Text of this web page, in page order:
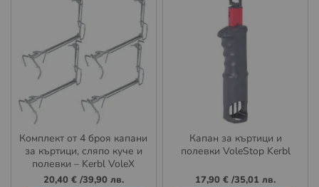
Комплект от 4 броя капани
за къртици, сляпо куче и
полевки – Kerbl VoleX
Wolff
20,40 €/39,90 лв.
Капан за къртици и
полевки VoleStop Kerbl
17,90 € /35,01 лв.